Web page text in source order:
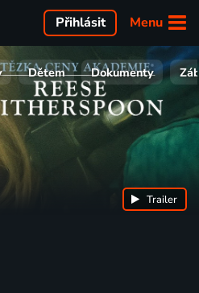
Menu
Přihlásit
Dětem Dokumenty
Trailer